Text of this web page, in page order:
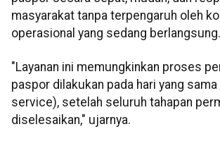
masyarakat tanpa terpengaruh oleh
operasional yang sedang berlangsung.
"Layanan ini memungkinkan proses
paspor dilakukan pada hari yang
service), setelah seluruh tahapan
diselesaikan," ujarnya.